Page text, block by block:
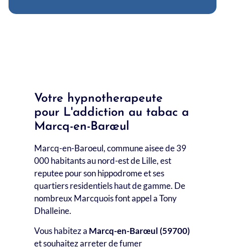
Votre hypnotherapeute
pour L'addiction au tabac a
Marcq-en-Barœul
Marcq-en-Baroeul, commune aisee de 39
000 habitants au nord-est de Lille, est
reputee pour son hippodrome et ses
quartiers residentiels haut de gamme. De
nombreux Marcquois font appel a Tony
Dhalleine.
Vous habitez a Marcq-en-Barœul (59700)
et souhaitez arreter de fumer